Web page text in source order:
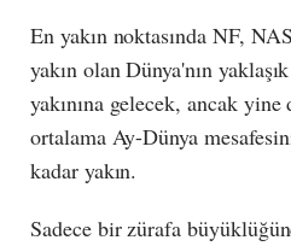
En yakın noktasında NF,
yakın olan Dünya'nın
yakınına gelecek, ancak
ortalama Ay-Dünya
kadar yakın.
Sadece bir zürafa